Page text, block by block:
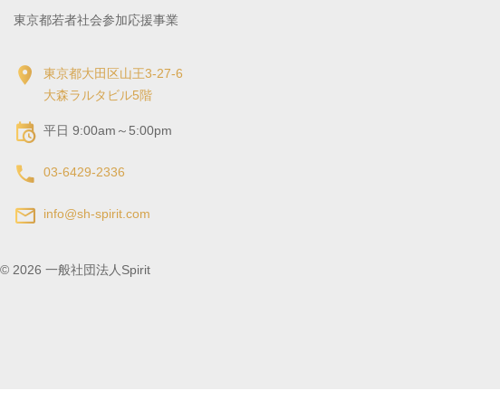
東京都若者社会参加応援事業
東京都大田区山王3-27-6
大森ラルタビル5階
平日 9:00am～5:00pm
03-6429-2336
info@sh-spirit.com
© 2026 一般社団法人Spirit